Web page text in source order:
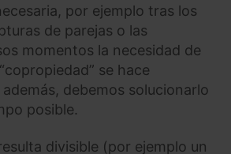
por ejemplo tras los
de parejas o las
momentos la necesidad de
se hace
debemos solucionarlo
posible.
divisible (por ejemplo un